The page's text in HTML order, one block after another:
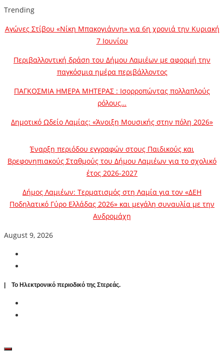
Trending
Αγώνες Στίβου «Νίκη Μπακογιάννη» για 6η χρονιά την Κυριακή
7 Ιουνίου
Περιβαλλοντική δράση του Δήμου Λαμιέων με αφορμή την
παγκόσμια ημέρα περιβάλλοντος
ΠΑΓΚΟΣΜΙΑ ΗΜΕΡΑ ΜΗΤΕΡΑΣ : Ισορροπώντας πολλαπλούς
ρόλους…
Δημοτικό Ωδείο Λαμίας: «Άνοιξη Μουσικής στην πόλη 2026»
Έναρξη περιόδου εγγραφών στους Παιδικούς και
Βρεφονηπιακούς Σταθμούς του Δήμου Λαμιέων για το σχολικό
έτος 2026-2027
Δήμος Λαμιέων: Τερματισμός στη Λαμία για τον «ΔΕΗ
Ποδηλατικό Γύρο Ελλάδας 2026» και μεγάλη συναυλία με την
Ανδρομάχη
August 9, 2026
| To Ηλεκτρονικό περιοδικό της Στερεάς.